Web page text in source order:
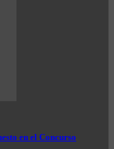
en el Concurso